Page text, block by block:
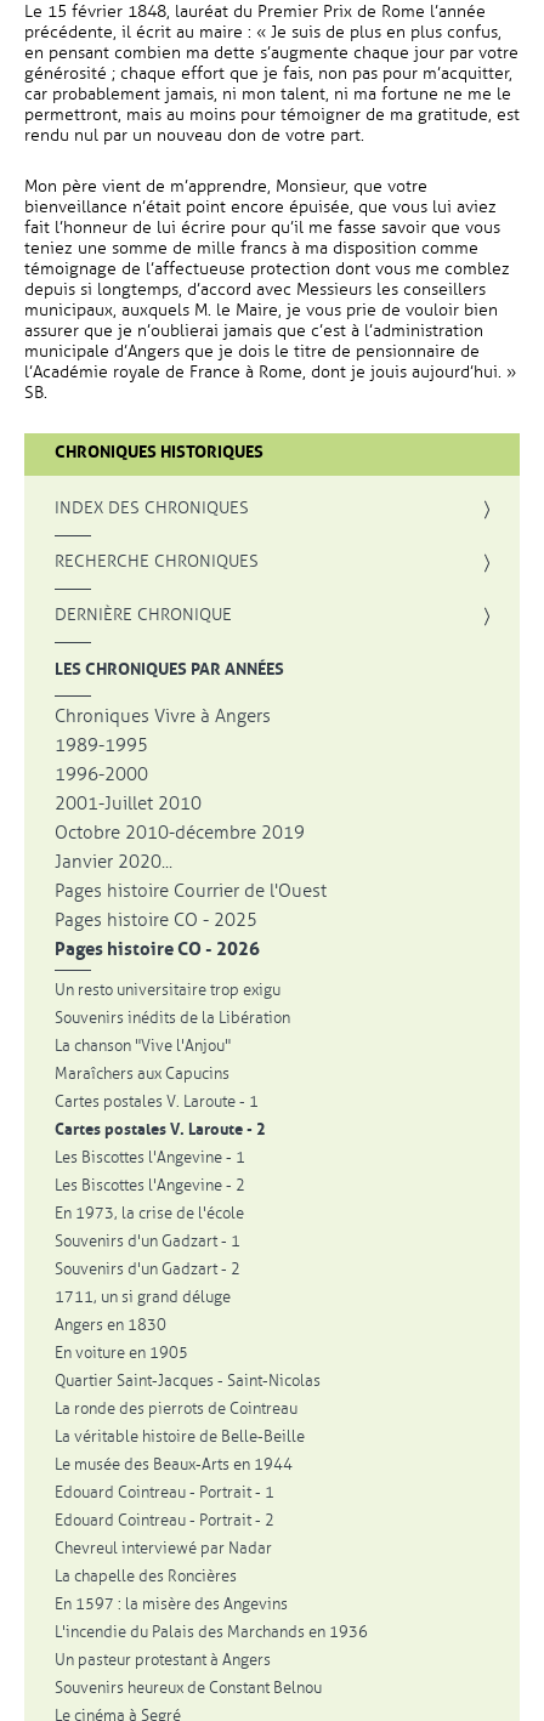
Le 15 février 1848, lauréat du Premier Prix de Rome l’année
précédente, il écrit au maire : « Je suis de plus en plus confus,
en pensant combien ma dette s’augmente chaque jour par votre
générosité ; chaque effort que je fais, non pas pour m’acquitter,
car probablement jamais, ni mon talent, ni ma fortune ne me le
permettront, mais au moins pour témoigner de ma gratitude, est
rendu nul par un nouveau don de votre part.
Mon père vient de m’apprendre, Monsieur, que votre
bienveillance n’était point encore épuisée, que vous lui aviez
fait l’honneur de lui écrire pour qu’il me fasse savoir que vous
teniez une somme de mille francs à ma disposition comme
témoignage de l’affectueuse protection dont vous me comblez
depuis si longtemps, d’accord avec Messieurs les conseillers
municipaux, auxquels M. le Maire, je vous prie de vouloir bien
assurer que je n’oublierai jamais que c’est à l’administration
municipale d’Angers que je dois le titre de pensionnaire de
l’Académie royale de France à Rome, dont je jouis aujourd’hui. »
SB.
CHRONIQUES HISTORIQUES
INDEX DES CHRONIQUES
RECHERCHE CHRONIQUES , OUVRE UNE NOUVELLE FENÊTRE
DERNIÈRE CHRONIQUE
LES CHRONIQUES PAR ANNÉES
Chroniques Vivre à Angers
1989-1995
1996-2000
2001-Juillet 2010
Octobre 2010-décembre 2019
Janvier 2020...
Pages histoire Courrier de l'Ouest
Pages histoire CO - 2025
Pages histoire CO - 2026
Un resto universitaire trop exigu
Souvenirs inédits de la Libération
La chanson "Vive l'Anjou"
Maraîchers aux Capucins
Cartes postales V. Laroute - 1
Cartes postales V. Laroute - 2
Les Biscottes l'Angevine - 1
Les Biscottes l'Angevine - 2
En 1973, la crise de l'école
Souvenirs d'un Gadzart - 1
Souvenirs d'un Gadzart - 2
1711, un si grand déluge
Angers en 1830
En voiture en 1905
Quartier Saint-Jacques - Saint-Nicolas
La ronde des pierrots de Cointreau
La véritable histoire de Belle-Beille
Le musée des Beaux-Arts en 1944
Edouard Cointreau - Portrait - 1
Edouard Cointreau - Portrait - 2
Chevreul interviewé par Nadar
La chapelle des Roncières
En 1597 : la misère des Angevins
L'incendie du Palais des Marchands en 1936
Un pasteur protestant à Angers
Souvenirs heureux de Constant Belnou
Le cinéma à Segré